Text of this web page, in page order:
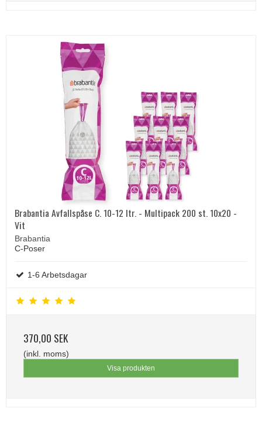
Brabantia Avfallspåse C. 10-12 ltr. - Multipack 200 st. 10x20 -
Vit
Brabantia
C-Poser
1-6 Arbetsdagar
370,00 SEK
(inkl. moms)
Visa produkten